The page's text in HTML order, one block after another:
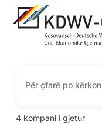
4 kompani i gjetur